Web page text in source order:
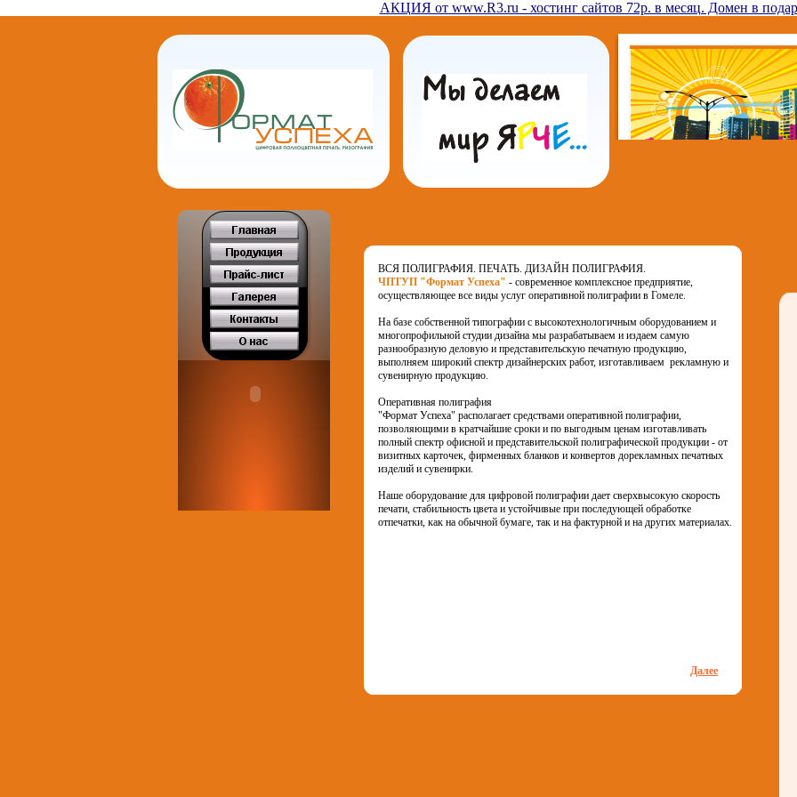
АКЦИЯ от www.R3.ru - хостинг сайтов 72р. в месяц. Домен в
DESIGN FOR
LIFE
Далее
ВСЯ ПОЛИГРАФИЯ. ПЕЧАТЬ. ДИЗАЙН ПОЛИГРАФИЯ.
ЧПТУП "Формат Успеха" - современное комплексное предприятие,
осуществляющее все виды услуг оперативной полиграфии в Гомеле.
На базе собственной типографии с высокотехнологичным оборудованием и
многопрофильной студии дизайна мы разрабатываем и издаем самую
разнообразную деловую и представительскую печатную продукцию,
выполняем широкий спектр дизайнерских работ, изготавливаем рекламную и
сувенирную продукцию.
Оперативная полиграфия
"Формат Успеха" располагает средствами оперативной полиграфии,
позволяющими в кратчайшие сроки и по выгодным ценам изготавливать
полный спектр офисной и представительской полиграфической продукции - от
визитных карточек, фирменных бланков и конвертов дорекламных печатных
изделий и сувенирки.
Наше оборудование для цифровой полиграфии дает сверхвысокую скорость
печати, стабильность цвета и устойчивые при последующей обработке
отпечатки, как на обычной бумаге, так и на фактурной и на других материалах.